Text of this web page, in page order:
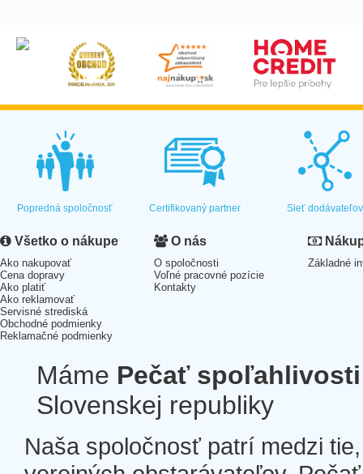
Popredná spoločnosť Certifikovaný partner Sieť dodávateľov
Všetko o nákupe
Ako nakupovať
Cena dopravy
Ako platiť
Ako reklamovať
Servisné strediská
Obchodné podmienky
Reklamačné podmienky
O nás
O spoločnosti
Voľné pracovné pozície
Kontakty
Základné
Máme Pečať spoľahlivosti
Slovenskej republiky
Naša spoločnosť patrí medzi